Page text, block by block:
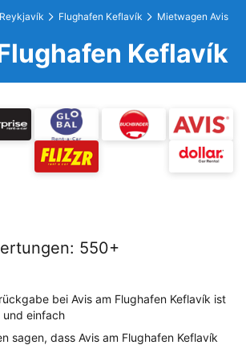
Reykjavík Flughafen Keflavík Mietwagen Avis
Keflavík
: 550+
bei Avis am Flughafen Keflavík ist
und einfach
sagen, dass Avis am Flughafen Keflavík